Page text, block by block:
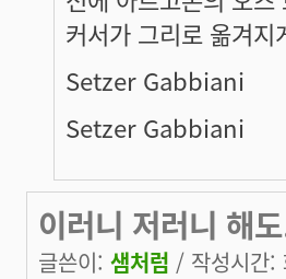
커서가 그리로 옮겨지
Setzer Gabbiani
Setzer Gabbiani
이러니 저러니 해
글쓴이: 샘처럼 / 작성시간